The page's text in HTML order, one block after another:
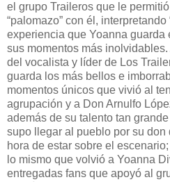
el grupo Traileros que le
“palomazo” con él, interpretando
experiencia que Yoanna guarda
sus momentos más
del vocalista y líder de Los
guarda los más bellos e
momentos únicos que vivió al
agrupación y a Don Arnulfo
además de su talento tan
supo llegar al pueblo por su don
hora de estar sobre el
lo mismo que volvió a Yoanna
entregadas fans que apoyó al